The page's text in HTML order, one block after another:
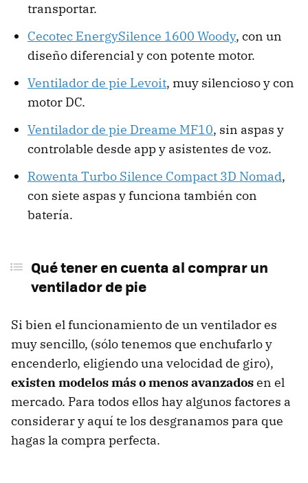
transportar.
Cecotec EnergySilence 1600 Woody, con un
diseño diferencial y con potente motor.
Ventilador de pie Levoit, muy silencioso y con
motor DC.
Ventilador de pie Dreame MF10, sin aspas y
controlable desde app y asistentes de voz.
Rowenta Turbo Silence Compact 3D Nomad,
con siete aspas y funciona también con
batería.
Qué tener en cuenta al comprar un
ventilador de pie
Si bien el funcionamiento de un ventilador es
muy sencillo, (sólo tenemos que enchufarlo y
encenderlo, eligiendo una velocidad de giro),
existen modelos más o menos avanzadosen el
mercado. Para todos ellos hay algunos factores a
considerar y aquí te los desgranamos para que
hagas la compra perfecta.